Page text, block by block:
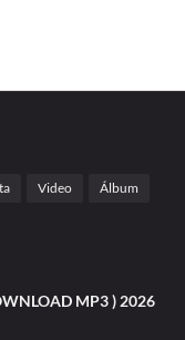
Video Álbum
MP3 ) 2026